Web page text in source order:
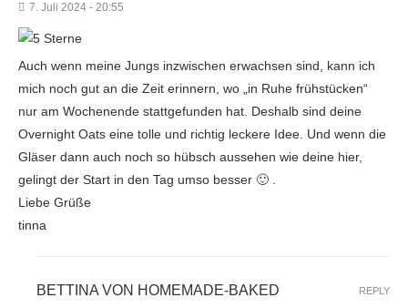
7. Juli 2024 - 20:55
Auch wenn meine Jungs inzwischen erwachsen sind, kann ich
mich noch gut an die Zeit erinnern, wo „in Ruhe frühstücken“
nur am Wochenende stattgefunden hat. Deshalb sind deine
Overnight Oats eine tolle und richtig leckere Idee. Und wenn die
Gläser dann auch noch so hübsch aussehen wie deine hier,
gelingt der Start in den Tag umso besser 🙂 .
Liebe Grüße
tinna
BETTINA VON HOMEMADE-BAKED REPLY